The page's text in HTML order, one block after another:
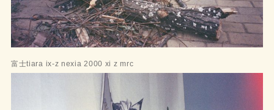
富士tiara ix-z nexia 2000 xi z mrc